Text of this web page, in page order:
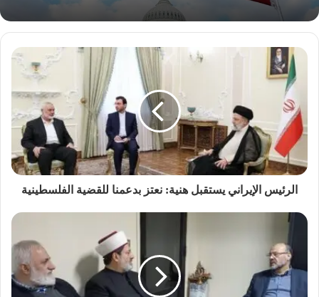
الرئيس الإيراني يستقبل هنية: نعتز بدعمنا للقضية الفلسطينية